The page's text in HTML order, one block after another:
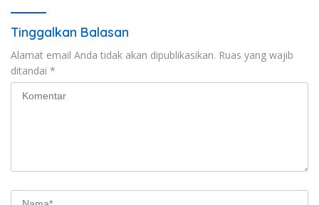
Tinggalkan Balasan
Alamat email Anda tidak akan dipublikasikan. Ruas yang wajib
ditandai *